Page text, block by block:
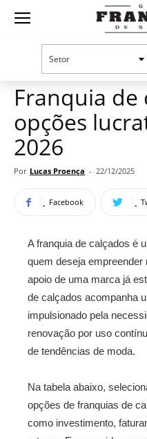
Guia
Oportunidades e tendências
Franquia de
opções
2026
Por Lucas Proença - 22/12/2025
Facebook
A franquia de calçados é
quem deseja
apoio de uma marca já
de calçados acompanha
impulsionado pela
renovação por uso
de tendências de moda.
Na tabela abaixo,
opções de franquias de
como investimento,